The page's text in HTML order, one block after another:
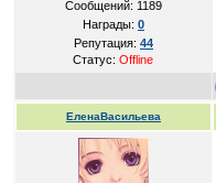
Сообщений: 1189
Награды: 0
Репутация: 44
Статус:Offline
ЕленаВасильева